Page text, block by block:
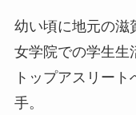
幼い頃に地元の滋
女学院での学生生
トップアスリー
手。